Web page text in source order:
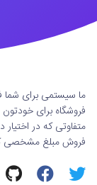
ما سیستمی برای شما
فروشگاه برای خودتون
متفاوتی که در اختیار
فروش مبلغ مشخصی